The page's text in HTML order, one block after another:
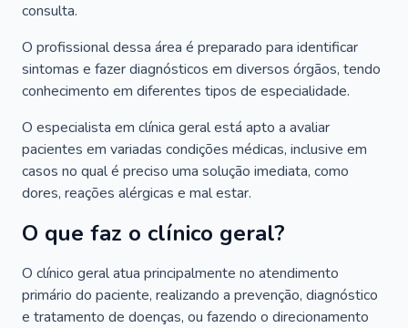
consulta.
O profissional dessa área é preparado para identificar
sintomas e fazer diagnósticos em diversos órgãos, tendo
conhecimento em diferentes tipos de especialidade.
O especialista em clínica geral está apto a avaliar
pacientes em variadas condições médicas, inclusive em
casos no qual é preciso uma solução imediata, como
dores, reações alérgicas e mal estar.
O que faz o clínico geral?
O clínico geral atua principalmente no atendimento
primário do paciente, realizando a prevenção, diagnóstico
e tratamento de doenças, ou fazendo o direcionamento